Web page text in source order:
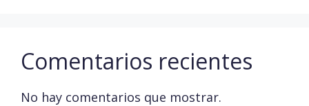
Comentarios recientes
No hay comentarios que mostrar.